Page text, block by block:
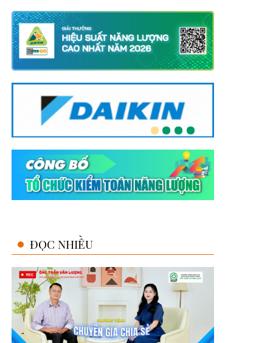
ĐỌC NHIỀU